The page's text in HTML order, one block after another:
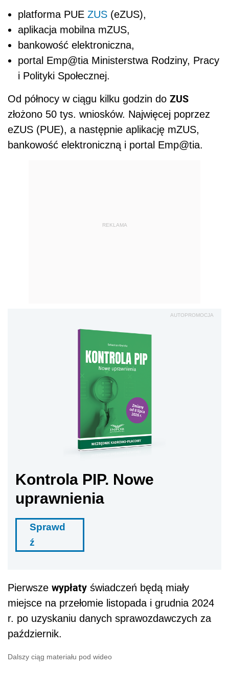
platforma PUE ZUS (eZUS),
aplikacja mobilna mZUS,
bankowość elektroniczna,
portal Emp@tia Ministerstwa Rodziny, Pracy
i Polityki Społecznej.
Od północy w ciągu kilku godzin do ZUS
złożono 50 tys. wniosków. Najwięcej poprzez
eZUS (PUE), a następnie aplikację mZUS,
bankowość elektroniczną i portal Emp@tia.
REKLAMA
AUTOPROMOCJA
Kontrola PIP. Nowe
uprawnienia
Sprawd
ź
Pierwsze wypłaty świadczeń będą miały
miejsce na przełomie listopada i grudnia 2024
r. po uzyskaniu danych sprawozdawczych za
październik.
Dalszy ciąg materiału pod wideo